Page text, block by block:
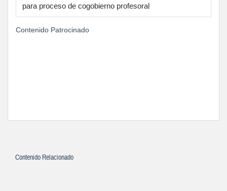
para proceso de cogobierno profesoral
Contenido Patrocinado
Contenido Relacionado